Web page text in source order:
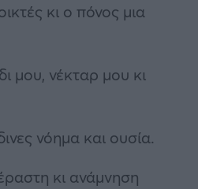
κι ο πόνος μια
μου, νέκταρ μου κι
νόημα και ουσία.
κι ανάμνηση